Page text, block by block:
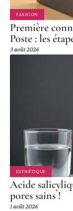
FASHION
Première
Poste : les
3 août 2026
ESTHÉTIQUE
Acide
pores sains !
1 août 2026